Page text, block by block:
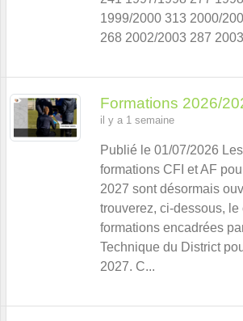
1999/2000 313 2000/
268 2002/2003 287
Formations 2026/
il y a 1 semaine
Publié le 01/07/2026
formations CFI et AF
2027 sont désormais
trouverez, ci-dessous,
formations encadrées
Technique du District
2027. C...